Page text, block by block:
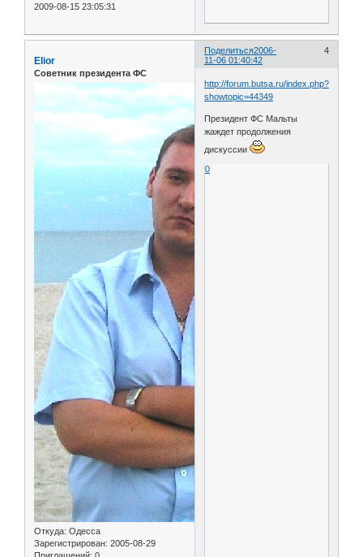
2009-08-15 23:05:31
Поделиться 4
2006-
11-06 01:40:42
Elior
Советник президента ФС
Откуда: Одесса
Зарегистрирован: 2005-08-29
http://forum.butsa.ru/index.php?
showtopic=44349
Президент ФС Мальты
жаждет продолжения
дискуссии
0